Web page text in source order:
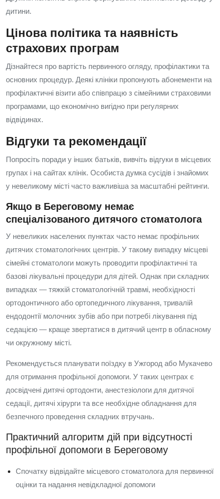
дитини.
Цінова політика та наявність
страхових програм
Дізнайтеся про вартість первинного огляду, профілактики та
основних процедур. Деякі клініки пропонують абонементи на
профілактичні візити або співпрацю з сімейними страховими
програмами, що економічно вигідно при регулярних
відвідинах.
Відгуки та рекомендації
Попросіть поради у інших батьків, вивчіть відгуки в місцевих
групах і на сайтах клінік. Особиста думка сусідів і знайомих
у невеликому місті часто важливіша за масштабні рейтинги.
Якщо в Береговому немає
спеціалізованого дитячого стоматолога
У невеликих населених пунктах часто немає профільних
дитячих стоматологічних центрів. У такому випадку місцеві
сімейні стоматологи можуть проводити профілактичні та
базові лікувальні процедури для дітей. Однак при складних
випадках — тяжкій стоматологічній травмі, необхідності
ортодонтичного або ортопедичного лікування, тривалій
ендодонтії молочних зубів або при потребі лікування під
седацією — краще звертатися в дитячий центр в обласному
чи окружному місті.
Рекомендується планувати поїздку в Ужгород або Мукачево
для отримання профільної допомоги. У таких центрах є
досвідчені дитячі ортодонти, анестезіологи для дитячої
седації, дитячі хірурги та все необхідне обладнання для
безпечного проведення складних втручань.
Практичний алгоритм дій при відсутності
профільної допомоги в Береговому
Спочатку відвідайте місцевого стоматолога для первинної
оцінки та надання невідкладної допомоги